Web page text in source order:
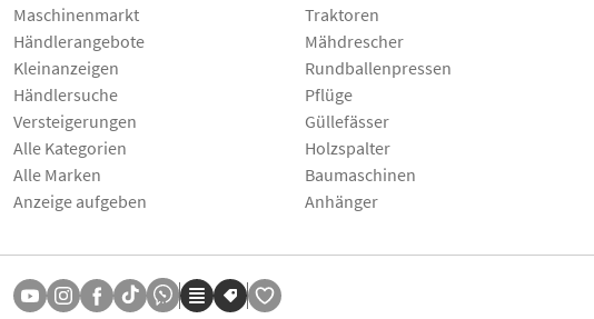
Maschinenmarkt
Händlerangebote
Kleinanzeigen
Händlersuche
Versteigerungen
Alle Kategorien
Alle Marken
Anzeige aufgeben
Traktoren
Mähdrescher
Rundballenpressen
Pflüge
Güllefässer
Holzspalter
Baumaschinen
Anhänger